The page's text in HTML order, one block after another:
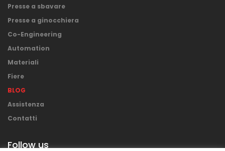
Presse a sbavare
Presse a ginocchiera
Co-Engineering
Automation
Materiali
Fiere
BLOG
Assistenza
Contatti
Follow us